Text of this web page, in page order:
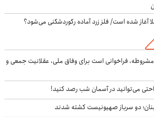
آغاز شده است/ فلز زرد آماده رکوردشکنی می‌شود؟
فراخوانی است برای وفاق ملی، عقلانیت جمعی و
می‌توانید در آسمان شب رصد کنید!
دو سرباز صهیونیست کشته شدند